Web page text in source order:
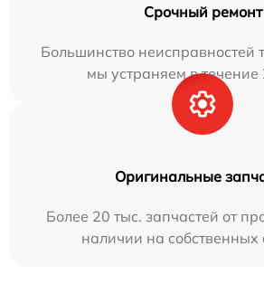
Срочный ремонт
Большинство неисправностей
мы устраняем в течение
Оригинальные
Более 20 тыс. запчастей от
наличии на собственных